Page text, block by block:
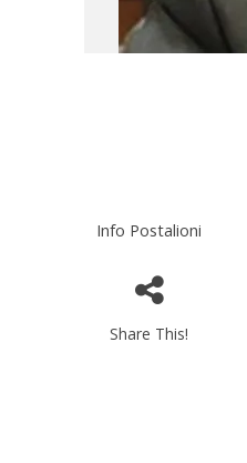
Info Postalioni
Share This!